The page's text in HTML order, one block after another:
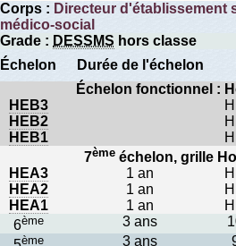
Corps : Directeur d'établissement
médico-social
Grade : DESSMS hors classe
Échelon
Durée de l'échelon
Échelon fonctionnel :
HEB3
HEB2
HEB1
7èmeéchelon, grille
HEA3
1 an
HEA2
1 an
HEA1
1 an
6ème 3 ans
ème 3 ans